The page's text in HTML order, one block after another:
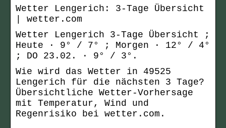
Wetter Lengerich: 3-Tage Übersicht
| wetter.com
Wetter Lengerich 3-Tage Übersicht ;
Heute · 9° / 7° ; Morgen · 12° / 4°
; DO 23.02. · 9° / 3°.
Wie wird das Wetter in 49525
Lengerich für die nächsten 3 Tage?
Übersichtliche Wetter-Vorhersage
mit Temperatur, Wind und
Regenrisiko bei wetter.com.